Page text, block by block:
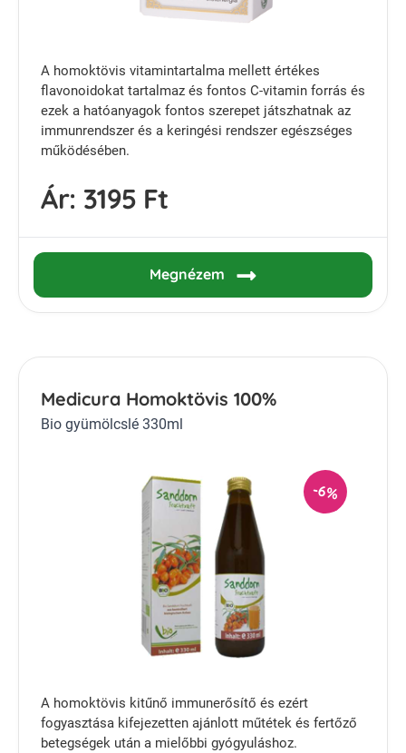
A homoktövis vitamintartalma mellett értékes
flavonoidokat tartalmaz és fontos C-vitamin forrás és
ezek a hatóanyagok fontos szerepet játszhatnak az
immunrendszer és a keringési rendszer egészséges
működésében.
Ár: 3195 Ft
Megnézem
Medicura Homoktövis 100%
Bio gyümölcslé 330ml
-6%
A homoktövis kitűnő immunerősítő és ezért
fogyasztása kifejezetten ajánlott műtétek és fertőző
betegségek után a mielőbbi gyógyuláshoz.